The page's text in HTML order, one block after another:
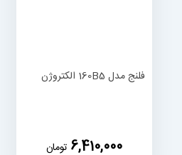
فلنج مدل 160B5 الکتروژن
‎6,410,000 تومان